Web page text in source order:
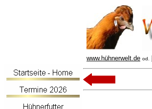
www.hühnerwelt.de od.